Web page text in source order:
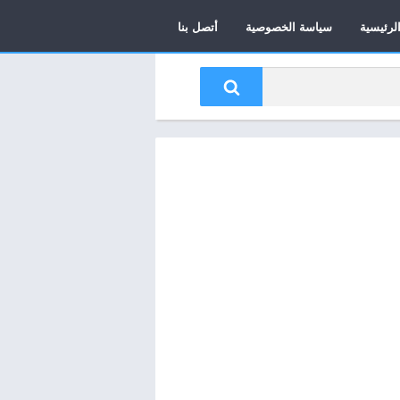
الرئيسية سياسة الخصوصية أتصل بنا